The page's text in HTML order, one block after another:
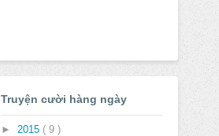
Truyện cười hàng ngày
► 2015 ( 9 )